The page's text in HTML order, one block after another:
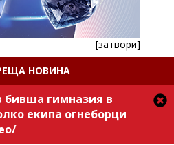
[затвори]
НОВИНА
гимназия в
екипа огнеборци